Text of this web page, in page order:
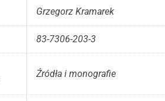
Grzegorz Kramarek
83-7306-203-3
Źródła i monografie
Konieczne
nie są